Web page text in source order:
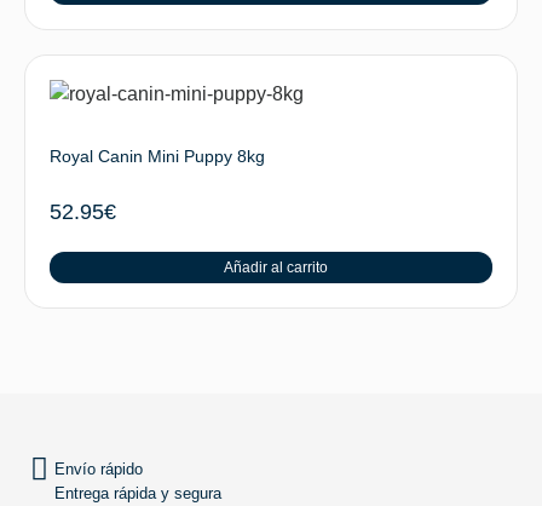
Royal Canin Mini Puppy 8kg
52.95€
Añadir al carrito
Envío rápido
Entrega rápida y segura